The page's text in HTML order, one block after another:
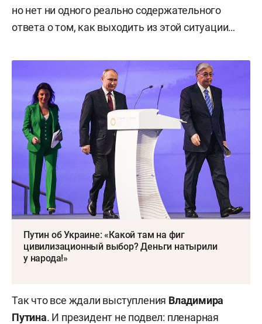
но нет ни одного реально содержательного
ответа о том, как выходить из этой ситуации…
Путин об Украине: «Какой там на фиг
цивилизационный выбор? Деньги натырили
у народа!»
Так что все ждали выступления Владимира
Путина. И президент не подвел: пленарная